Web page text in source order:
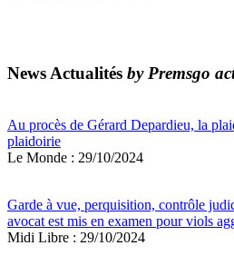
News Actualités by Premsgo
Au procès de Gérard Depardieu, la
plaidoirie
Le Monde : 29/10/2024
Garde à vue, perquisition, contrôle
avocat est mis en examen pour viols
Midi Libre : 29/10/2024